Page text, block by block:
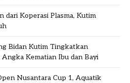
dari Koperasi Plasma, Kutim
Bidan Kutim Tingkatkan
Kematian Ibu dan Bayi
Nusantara Cup 1, Aquatik